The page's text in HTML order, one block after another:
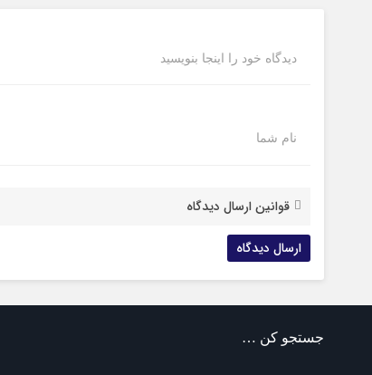
دیدگاه خود را اینجا بنویسید
نام شما
قوانین ارسال دیدگاه
جستجو کن …